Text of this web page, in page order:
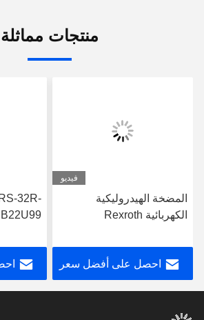
منتجات مماثلة
فيديو
المضخة الهيدروليكية
الكهربائية Rexroth
PPA12G30
احصل على أفضل سعر
32R-
التصميم